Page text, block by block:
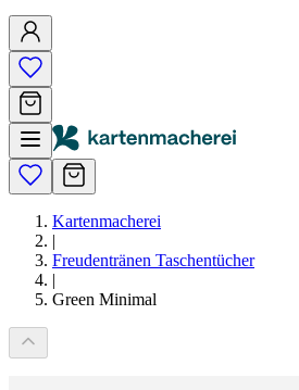
Kartenmacherei
|
Freudentränen Taschentücher
|
Green Minimal